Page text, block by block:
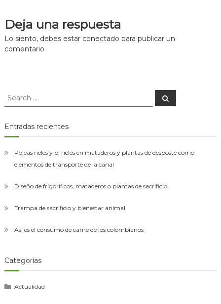
el
montaje
de
las
entradas
Deja una respuesta
Lo siento, debes estar conectado para publicar un
comentario.
Search
Search
Entradas recientes
Poleas rieles y bi rieles en mataderos y plantas de desposte como
elementos de transporte de la canal
Diseño de frigoríficos, mataderos o plantas de sacrificio
Trampa de sacrificio y bienestar animal
Así es el consumo de carne de los colombianos
Categorías
Actualidad